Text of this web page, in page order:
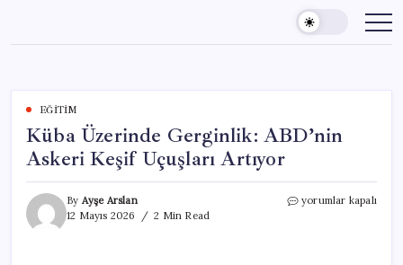
content
EĞITIM
Küba Üzerinde Gerginlik: ABD’nin
Askeri Keşif Uçuşları Artıyor
By Ayşe Arslan
12 Mayıs 2026
2 Min Read
Küba
yorumlar kapalı